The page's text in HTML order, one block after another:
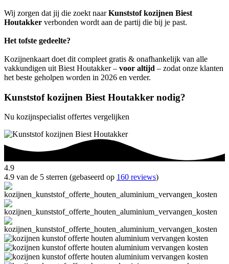
Wij zorgen dat jij die zoekt naarKunststof kozijnen Biest
Houtakker verbonden wordt aan de partij die bij je past.
Het tofste gedeelte?
Kozijnenkaart doet dit compleet gratis & onafhankelijk van alle
vakkundigen uit Biest Houtakker – voor altijd – zodat onze klanten
het beste geholpen worden in 2026 en verder.
Kunststof kozijnen Biest Houtakker nodig?
Nu kozijnspecialist offertes vergelijken
4.9
4.9 van de 5 sterren (gebaseerd op 160 reviews)